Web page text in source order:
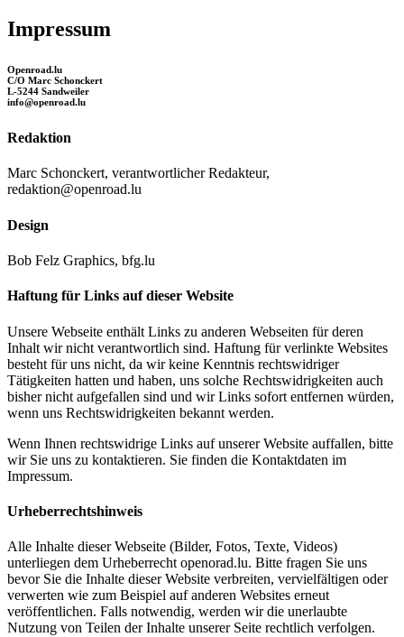
Impressum
Openroad.lu
C/O Marc Schonckert
L-5244 Sandweiler
info@openroad.lu
Redaktion
Marc Schonckert, verantwortlicher Redakteur,
redaktion@openroad.lu
Design
Bob Felz Graphics, bfg.lu
Haftung für Links auf dieser Website
Unsere Webseite enthält Links zu anderen Webseiten für deren
Inhalt wir nicht verantwortlich sind. Haftung für verlinkte Websites
besteht für uns nicht, da wir keine Kenntnis rechtswidriger
Tätigkeiten hatten und haben, uns solche Rechtswidrigkeiten auch
bisher nicht aufgefallen sind und wir Links sofort entfernen würden,
wenn uns Rechtswidrigkeiten bekannt werden.
Wenn Ihnen rechtswidrige Links auf unserer Website auffallen, bitte
wir Sie uns zu kontaktieren. Sie finden die Kontaktdaten im
Impressum.
Urheberrechtshinweis
Alle Inhalte dieser Webseite (Bilder, Fotos, Texte, Videos)
unterliegen dem Urheberrecht openorad.lu. Bitte fragen Sie uns
bevor Sie die Inhalte dieser Website verbreiten, vervielfältigen oder
verwerten wie zum Beispiel auf anderen Websites erneut
veröffentlichen. Falls notwendig, werden wir die unerlaubte
Nutzung von Teilen der Inhalte unserer Seite rechtlich verfolgen.